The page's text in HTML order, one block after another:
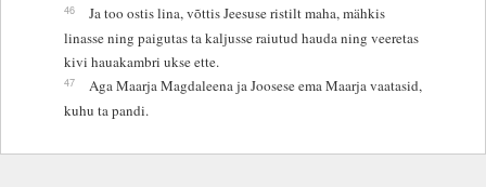
46
Ja too ostis lina, võttis Jeesuse ristilt maha, mähkis
linasse ning paigutas ta kaljusse raiutud hauda ning veeretas
kivi hauakambri ukse ette.
47
Aga Maarja Magdaleena ja Joosese ema Maarja vaatasid,
kuhu ta pandi.